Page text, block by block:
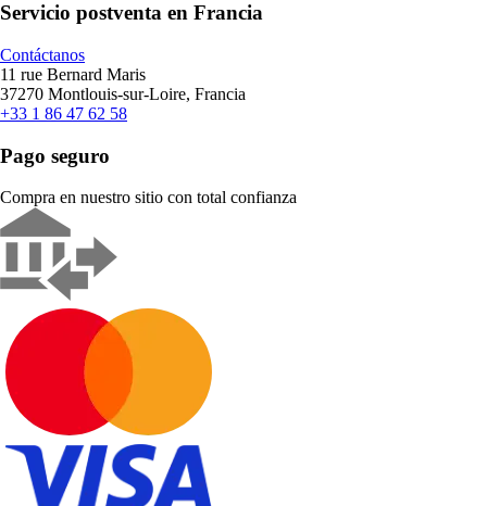
Servicio postventa en Francia
Contáctanos
11 rue Bernard Maris
37270 Montlouis-sur-Loire, Francia
+33 1 86 47 62 58
Pago seguro
Compra en nuestro sitio con total confianza